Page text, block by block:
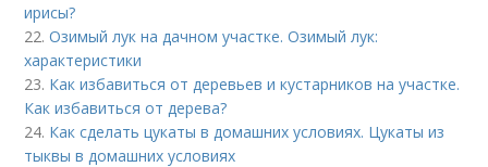
ирисы?
22.Озимый лук на дачном участке. Озимый лук:
характеристики
23. Как избавиться от деревьев и кустарников на участке.
Как избавиться от дерева?
24. Как сделать цукаты в домашних условиях. Цукаты из
тыквы в домашних условиях